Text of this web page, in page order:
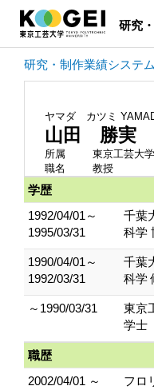
研究
研究・制作業績システ
ヤマダ カツミ
山田 勝実
所属
東京工芸大
職名
教授
学歴
1992/04/01～
1995/03/31
千葉
科学
1990/04/01～
1992/03/31
千葉
科学
～1990/03/31
東京
学士
職歴
2002/04/01 ～
フロ